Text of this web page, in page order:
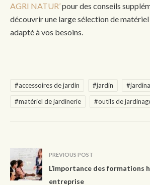
AGRI NATUR’pour des conseils
découvrir une large sélection de
adapté à vos besoins.
#accessoires de jardin #jardin
#matériel de jardinerie
#outils de
PREVIOUS POST
L’importance des formations
entreprise